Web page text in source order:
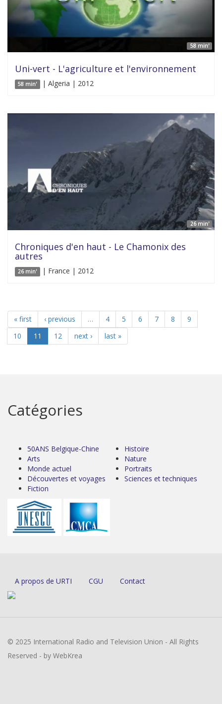
58 min'
Uni-vert - L'agriculture et l'environnement
58 min' | Algeria | 2012
26 min'
Chroniques d'en haut - Le Chamonix des
autres
26 min' | France | 2012
« first ‹ previous … 4 5 6 7 8
9
10
11 12 next › last »
Catégories
50ANS Belgique-Chine
Arts
Monde actuel
Découvertes et voyages
Fiction
Histoire
Nature
Portraits
Sciences et techniques
A propos de URTI CGU Contact
© 2025 International Radio and Television Union - All Rights
Reserved - by WebKrea